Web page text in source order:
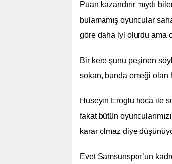
Puan kazandırır mıydı
bulamamış oyuncular
göre daha iyi olurdu ama
Bir kere şunu peşinen
sokan, bunda emeği olan
Hüseyin Eroğlu hoca ile
fakat bütün
karar olmaz diye
Evet Samsunspor’un